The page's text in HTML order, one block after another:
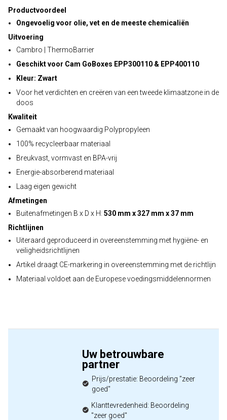
Productvoordeel
Ongevoelig voor olie, vet en de meeste chemicaliën
Uitvoering
Cambro | ThermoBarrier
Geschikt voor Cam GoBoxes EPP300110 & EPP400110
Kleur: Zwart
Voor het verdichten en creëren van een tweede klimaatzone in de
doos
Kwaliteit
Gemaakt van hoogwaardig Polypropyleen
100% recycleerbaar materiaal
Breukvast, vormvast en BPA-vrij
Energie-absorberend materiaal
Laag eigen gewicht
Afmetingen
Buitenafmetingen B x D x H: 530 mm x 327 mm x 37 mm
Richtlijnen
Uiteraard geproduceerd in overeenstemming met hygiëne- en
veiligheidsrichtlijnen
Artikel draagt CE-markering in overeenstemming met de richtlijn
Materiaal voldoet aan de Europese voedingsmiddelennormen
Uw betrouwbare
partner
Prijs/prestatie: Beoordeling "zeer
goed"
Klanttevredenheid: Beoordeling
"zeer goed"